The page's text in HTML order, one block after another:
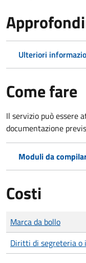
Ulteriori
Come fare
Il servizio può essere
documentazione
Moduli da
Costi
Tipo di pagamento
Importo
Marca da bollo
Diritti di segreteria